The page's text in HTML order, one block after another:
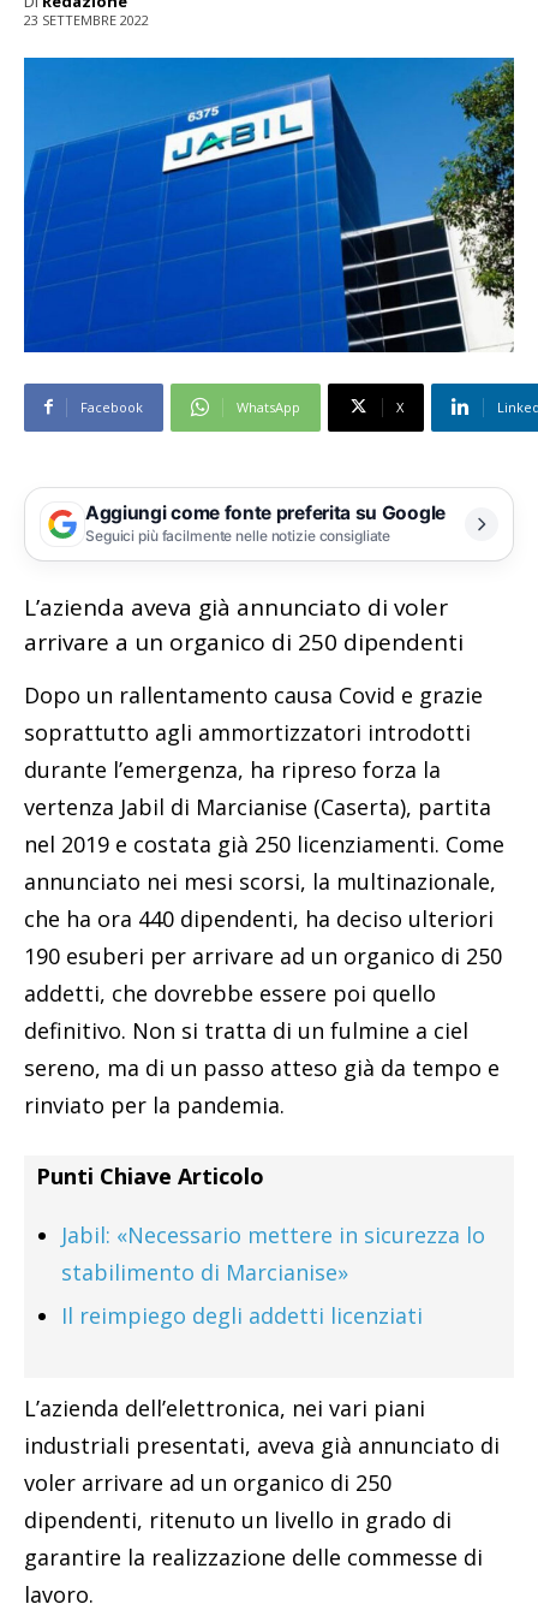
23 SETTEMBRE 2022
Facebook WhatsApp X
Aggiungi come fonte preferita su Google
Seguici più facilmente nelle notizie consigliate
L’azienda aveva già annunciato di voler
arrivare a un organico di 250 dipendenti
Dopo un rallentamento causa Covid e grazie
soprattutto agli ammortizzatori introdotti
durante l’emergenza, ha ripreso forza la
vertenza Jabil di Marcianise (Caserta), partita
nel 2019 e costata già 250 licenziamenti. Come
annunciato nei mesi scorsi, la multinazionale,
che ha ora 440 dipendenti, ha deciso ulteriori
190 esuberi per arrivare ad un organico di 250
addetti, che dovrebbe essere poi quello
definitivo. Non si tratta di un fulmine a ciel
sereno, ma di un passo atteso già da tempo e
rinviato per la pandemia.
Punti Chiave Articolo
Jabil: «Necessario mettere in sicurezza lo
stabilimento di Marcianise»
Il reimpiego degli addetti licenziati
L’azienda dell’elettronica, nei vari piani
industriali presentati, aveva già annunciato di
voler arrivare ad un organico di 250
dipendenti, ritenuto un livello in grado di
garantire la realizzazione delle commesse di
lavoro.